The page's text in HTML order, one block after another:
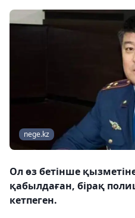
nege.kz
Ол өз бетінше
қабылдаған, бірақ
кетпеген.